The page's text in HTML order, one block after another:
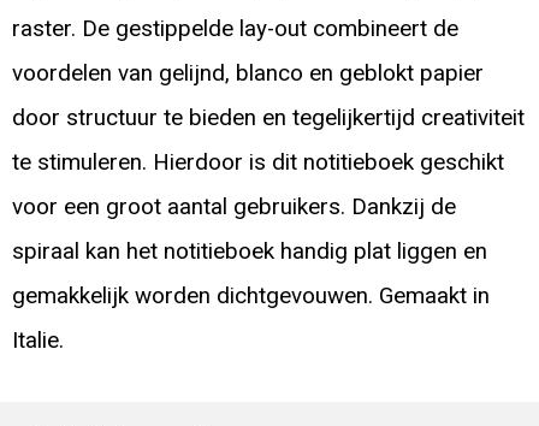
raster. De gestippelde lay-out combineert de
voordelen van gelijnd, blanco en geblokt papier
door structuur te bieden en tegelijkertijd creativiteit
te stimuleren. Hierdoor is dit notitieboek geschikt
voor een groot aantal gebruikers. Dankzij de
spiraal kan het notitieboek handig plat liggen en
gemakkelijk worden dichtgevouwen. Gemaakt in
Italie.